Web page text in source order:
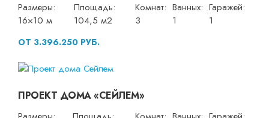
Размеры:
16×10 м
Площадь:
104,5 м2
Комнат:
3
Ванных:
1
Гаражей:
1
ОТ 3.396.250 РУБ.
ПРОЕКТ ДОМА «СЕЙЛЕМ»